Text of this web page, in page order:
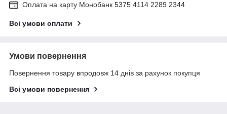
Оплата на карту Монобанк 5375 4114 2289 2344
Всі умови оплати
Умови повернення
Повернення товару впродовж 14 днів за рахунок покупця
Всі умови повернення